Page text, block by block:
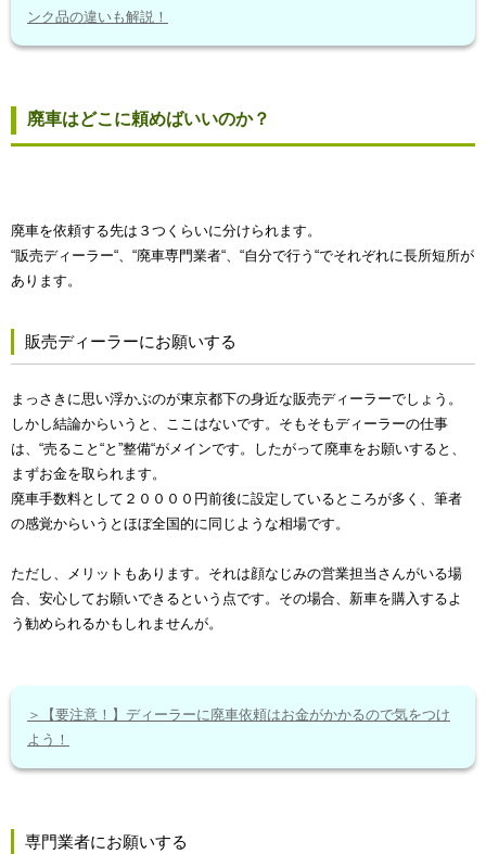
ンク品の違いも解説！
廃車はどこに頼めばいいのか？
廃車を依頼する先は３つくらいに分けられます。
“販売ディーラー“、“廃車専門業者“、“自分で行う“でそれぞれに長所短所が
あります。
販売ディーラーにお願いする
まっさきに思い浮かぶのが東京都下の身近な販売ディーラーでしょう。
しかし結論からいうと、ここはないです。そもそもディーラーの仕事
は、“売ること“と”整備“がメインです。したがって廃車をお願いすると、
まずお金を取られます。
廃車手数料として２００００円前後に設定しているところが多く、筆者
の感覚からいうとほぼ全国的に同じような相場です。
ただし、メリットもあります。それは顔なじみの営業担当さんがいる場
合、安心してお願いできるという点です。その場合、新車を購入するよ
う勧められるかもしれませんが。
＞【要注意！】ディーラーに廃車依頼はお金がかかるので気をつけ
よう！
専門業者にお願いする